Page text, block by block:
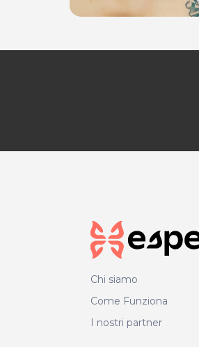
Chi siamo
Come Funziona
I nostri partner